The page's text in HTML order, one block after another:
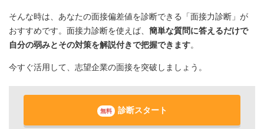
そんな時は、あなたの面接偏差値を診断できる「面接力診断」が
おすすめです。面接力診断を使えば、 簡単な質問に答えるだけで
自分の弱みとその対策を解説付きで把握できます。
今すぐ活用して、志望企業の面接を突破しましょう。
無料 診断スタート